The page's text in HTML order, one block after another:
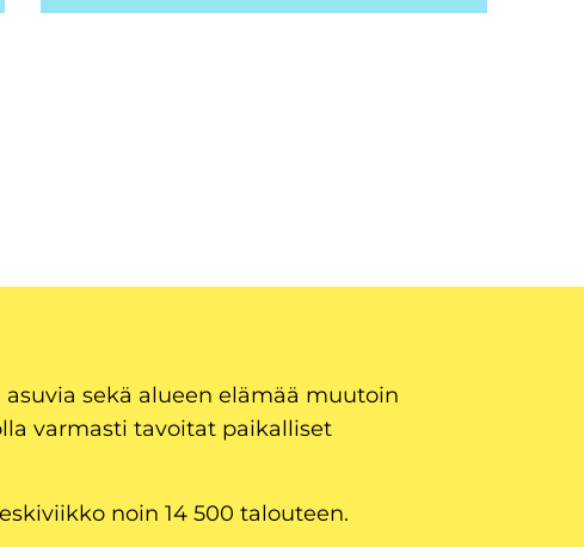
sekä alueen elämää muutoin
varmasti tavoitat paikalliset
noin 14 500 talouteen.